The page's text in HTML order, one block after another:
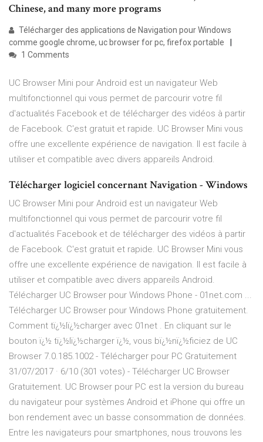
Chinese, and many more programs
Télécharger des applications de Navigation pour Windows
comme google chrome, uc browser for pc, firefox portable
1 Comments
UC Browser Mini pour Android est un navigateur Web
multifonctionnel qui vous permet de parcourir votre fil
d'actualités Facebook et de télécharger des vidéos à partir
de Facebook. C'est gratuit et rapide. UC Browser Mini vous
offre une excellente expérience de navigation. Il est facile à
utiliser et compatible avec divers appareils Android.
Télécharger logiciel concernant Navigation - Windows
UC Browser Mini pour Android est un navigateur Web
multifonctionnel qui vous permet de parcourir votre fil
d'actualités Facebook et de télécharger des vidéos à partir
de Facebook. C'est gratuit et rapide. UC Browser Mini vous
offre une excellente expérience de navigation. Il est facile à
utiliser et compatible avec divers appareils Android.
Télécharger UC Browser pour Windows Phone - 01net.com ...
Télécharger UC Browser pour Windows Phone gratuitement.
Comment tï¿½lï¿½charger avec 01net . En cliquant sur le
bouton ï¿½ tï¿½lï¿½charger ï¿½, vous bï¿½nï¿½ficiez de UC
Browser 7.0.185.1002 - Télécharger pour PC Gratuitement
31/07/2017 · 6/10 (301 votes) - Télécharger UC Browser
Gratuitement. UC Browser pour PC est la version du bureau
du navigateur pour systèmes Android et iPhone qui offre un
bon rendement avec un basse consommation de données.
Entre les navigateurs pour smartphones, nous trouvons les